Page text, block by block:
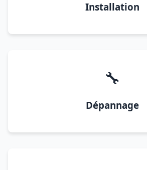
Installation
🔧
Dépannage